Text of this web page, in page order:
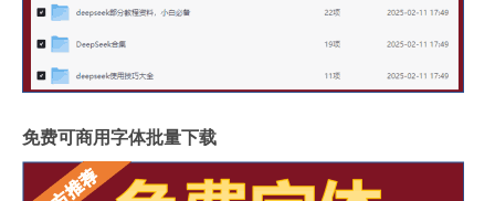
免费可商用字体批量下载